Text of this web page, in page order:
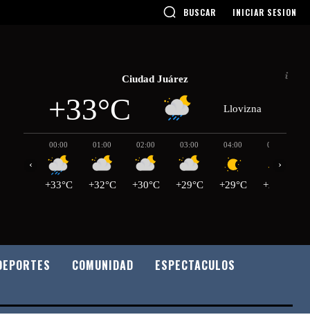
BUSCAR INICIAR SESION
Ciudad Juárez
+33°C Llovizna
00:00
+33°C
01:00
+32°C
02:00
+30°C
03:00
+29°C
04:00
+29°C
05:00
+28°C
‹ ›
COMUNIDAD
ESPECTACULOS